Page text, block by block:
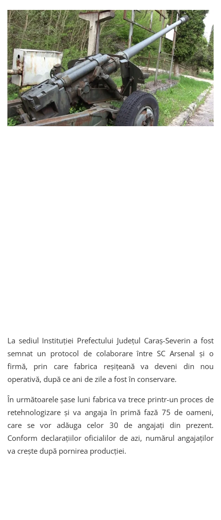
La sediul Instituției Prefectului Județul Caraș-Severin a fost
semnat un protocol de colaborare între SC Arsenal și o
firmă, prin care fabrica reșițeană va deveni din nou
operativă, după ce ani de zile a fost în conservare.
În următoarele șase luni fabrica va trece printr-un proces de
retehnologizare și va angaja în primă fază 75 de oameni,
care se vor adăuga celor 30 de angajați din prezent.
Conform declarațiilor oficialilor de azi, numărul angajaților
va crește după pornirea producției.